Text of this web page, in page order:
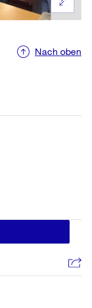
Nach oben